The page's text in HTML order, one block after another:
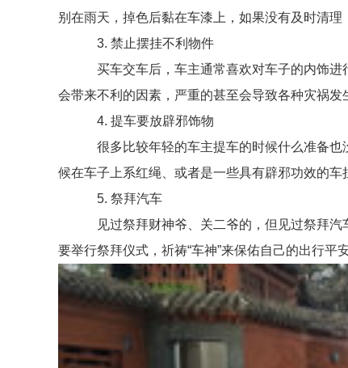
别在雨天，掉色后黏在车漆上，如果没有及时清理
3. 禁止摆挂不利物件
买车交车后，车主通常喜欢对车子的内饰进
会带来不利的因素，严重的甚至会导致各种灾祸发
4. 提车要放辟邪饰物
很多比较年轻的车主提车的时候什么准备也
候在车子上系红绳、或者是一些具有辟邪功效的车
5. 祭拜汽车
见过祭拜财神爷、关二爷的，但见过祭拜汽
要举行祭拜仪式，祈祷“车神”来保佑自己的出行